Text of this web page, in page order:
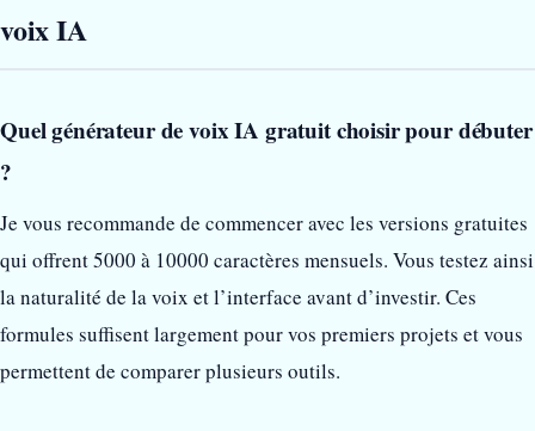
voix IA
Quel générateur de voix IA gratuit choisir pour débuter
?
Je vous recommande de commencer avec les versions gratuites
qui offrent 5000 à 10000 caractères mensuels. Vous testez ainsi
la naturalité de la voix et l’interface avant d’investir. Ces
formules suffisent largement pour vos premiers projets et vous
permettent de comparer plusieurs outils.